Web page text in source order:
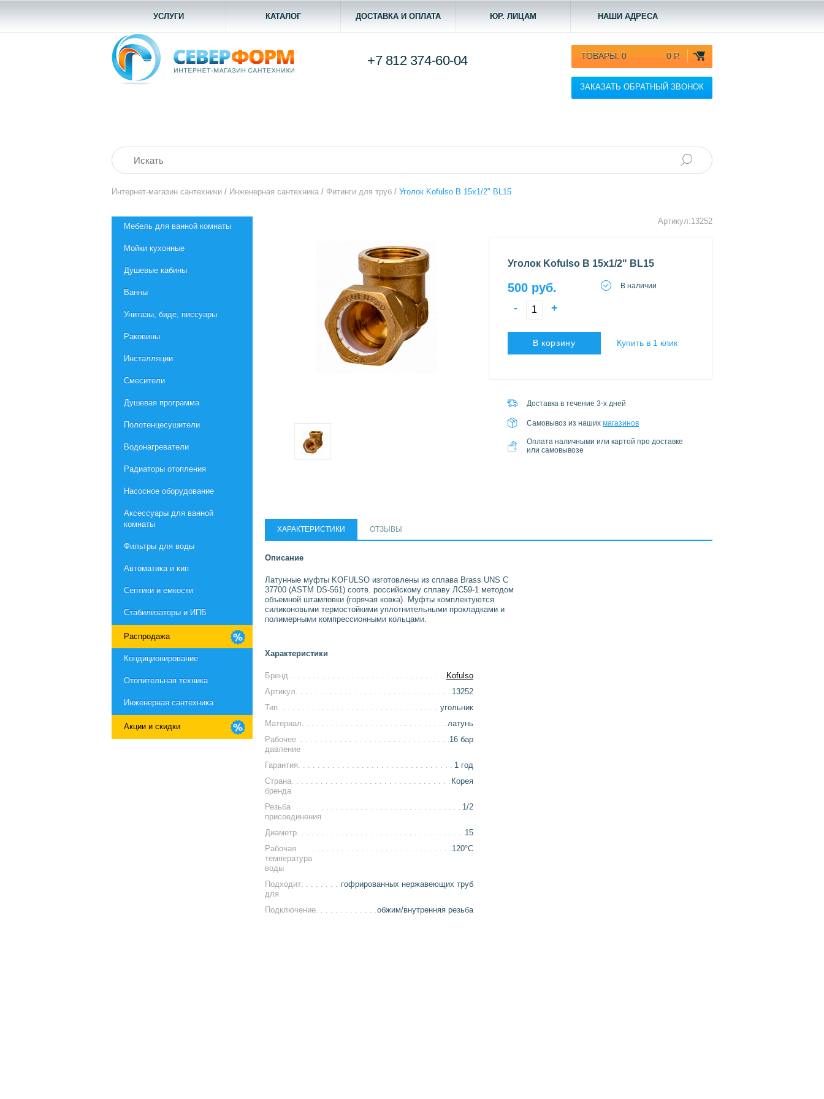
УСЛУГИ КАТАЛОГ ДОСТАВКА И ОПЛАТА ЮР. ЛИЦАМ НАШИ АДРЕСА
ТОВАРЫ: 0 0 Р.
ЗАКАЗАТЬ ОБРАТНЫЙ ЗВОНОК
+7 812 374-60-04
Интернет-магазин сантехники / Инженерная сантехника / Фитинги для труб / Уголок Kofulso В 15x1/2" BL15
Мебель для ванной комнаты
Мойки кухонные
Душевые кабины
Ванны
Унитазы, биде, писсуары
Раковины
Инсталляции
Смесители
Душевая программа
Полотенцесушители
Водонагреватели
Радиаторы отопления
Насосное оборудование
Aксессуары для ванной
комнаты
Фильтры для воды
Автоматика и кип
Септики и емкости
Стабилизаторы и ИПБ
Распродажа
Кондиционирование
Отопительная техника
Инженерная сантехника
Акции и скидки
Артикул:13252
Уголок Kofulso В 15x1/2" BL15
500 руб. В наличии
- +
В корзину Купить в 1 клик
Доставка в течение 3-х дней
Самовывоз из наших магазинов
Оплата наличными или картой про доставке
или самовывозе
ХАРАКТЕРИСТИКИ ОТЗЫВЫ
Описание
Латунные муфты KOFULSO изготовлены из сплава Brass UNS C
37700 (ASTM DS-561) соотв. российскому сплаву ЛС59-1 методом
объемной штамповки (горячая ковка). Муфты комплектуются
силиконовыми термостойкими уплотнительными прокладками и
полимерными компрессионными кольцами.
Характеристики
Бренд
Kofulso
Артикул
13252
Тип
угольник
Материал
латунь
Рабочее
давление
16 бар
Гарантия
1 год
Страна
бренда
Корея
Резьба
присоединения
1/2
Диаметр
15
Рабочая
температура
воды
120°С
Подходит
для
гофрированных нержавеющих труб
Подключение обжим/внутренняя резьба